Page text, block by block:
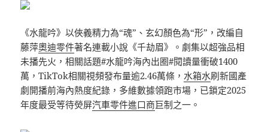
《水龍吟》以俠義精力為“魂”、玄幻顏色為“形”，改編自
藤萍奧迪零件著名連載小說《千劫眉》。劇集以超強品相
未播先火，相關話題#水龍吟海內出圈#閱讀量衝破1400
萬，TikTok相關視頻發布量逾2.46萬條，水箱水刷新國產
劇開播前海內熱度紀錄，多維數據領跑市場，已鎖定2025
年度最受等待熒屏汽車零件進口商巨制之一。